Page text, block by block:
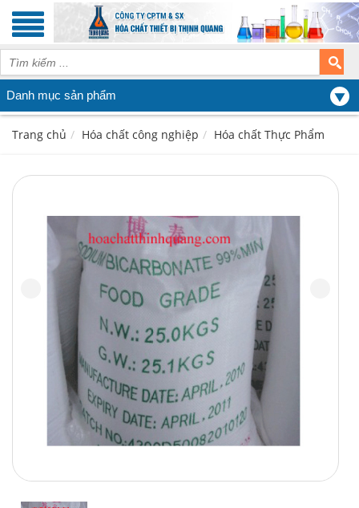
Danh mục sản phẩm
Trang chủ Hóa chất công nghiệp Hóa chất Thực Phẩm